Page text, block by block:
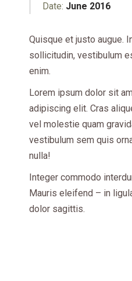
Date: June 2016
Quisque et justo augue.
sollicitudin, vestibulum
enim.
Lorem ipsum dolor sit
adipiscing elit. Cras
vel molestie quam
vestibulum sem quis
nulla!
Integer commodo
Mauris eleifend – in
dolor sagittis.